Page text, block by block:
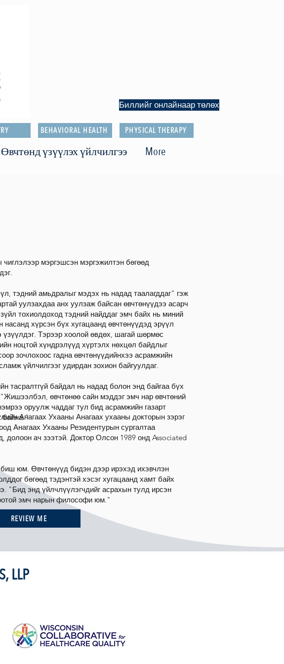
Биллийг онлайнаар төлөх
BEHAVIORAL HEALTH PHYSICAL THERAPY
Өвчтөнд үзүүлэх үйлчилгээ More
мэргэшсэн мэргэжилтэн бөгөөд
тэдний амьдралыг мэдэх нь надад таалагддаг" гэж
уулзахдаа анх уулзаж байсан өвчтөнүүдээ асарч
тохиолдоход тэдний найддаг эмч байх нь миний
хүрсэн бүх хугацаанд өвчтөнүүдэд эрүүл
Тэрээр хоолой өвдөх, шагай шөрмөс
ноцтой хүндрэлүүд хүртэлх нөхцөл байдлыг
зочлохоос гадна өвчтөнүүдийнхээ асрамжийн
үйлчилгээг удирдан зохион байгуулдаг.
тасралтгүй байдал нь надад болон энд байгаа бүх
өвчтөнөө сайн мэддэг эмч нар өвчтөний
оруулж чаддаг тул бид асрамжийн газарт
байна."Анагаах Ухааны Анагаах ухааны докторын зэрэг
Анагаах Ухааны Резидентурын сургалтаа
долоон ач зээтэй. Доктор Олсон 1989 онд Associated
юм. Өвчтөнүүд бидэн дээр ирэхэд ихэвчлэн
бөгөөд тэдэнтэй хэсэг хугацаанд хамт байх
"Бид энд үйлчлүүлэгчдийг асрахын тулд ирсэн
эмч нарын философи юм."
REVIEW ME
LLP